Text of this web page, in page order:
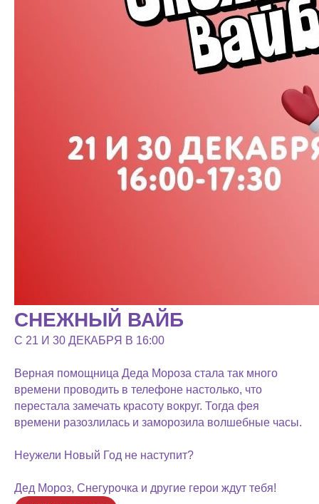
СНЕЖНЫЙ ВАЙБ
С 21 И 30 ДЕКАБРЯ В 16:00
Верная помощница Деда Мороза стала так много
времени проводить в телефоне настолько, что
перестала замечать красоту вокруг. Тогда фея
времени разозлилась и заморозила волшебные часы.
Неужели Новый Год не наступит?
Дед Мороз, Снегурочка и другие герои ждут тебя!